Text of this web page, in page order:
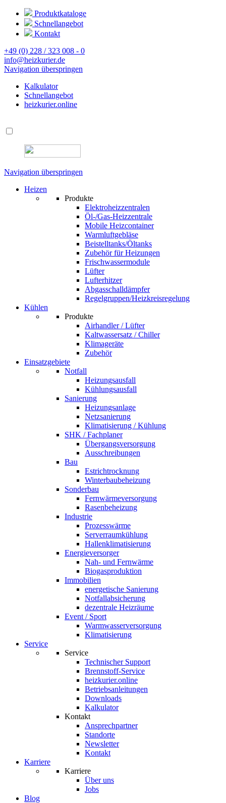
Produktkataloge
Schnellangebot
Kontakt
+49 (0) 228 / 323 008 - 0
info@heizkurier.de
Navigation überspringen
Kalkulator
Schnellangebot
heizkurier.online
Navigation überspringen
Heizen
Produkte
Elektroheizzentralen
Öl-/Gas-Heizzentrale
Mobile Heizcontainer
Warmluftgebläse
Beistelltanks/Öltanks
Zubehör für Heizungen
Frischwassermodule
Lüfter
Lufterhitzer
Abgasschalldämpfer
Regelgruppen/Heizkreisregelung
Kühlen
Produkte
Airhandler / Lüfter
Kaltwassersatz / Chiller
Klimageräte
Zubehör
Einsatzgebiete
Notfall
Heizungsausfall
Kühlungsausfall
Sanierung
Heizungsanlage
Netzsanierung
Klimatisierung / Kühlung
SHK / Fachplaner
Übergangsversorgung
Ausschreibungen
Bau
Estrichtrocknung
Winterbaubeheizung
Sonderbau
Fernwärmeversorgung
Rasenbeheizung
Industrie
Prozesswärme
Serverraumkühlung
Hallenklimatisierung
Energieversorger
Nah- und Fernwärme
Biogasproduktion
Immobilien
energetische Sanierung
Notfallabsicherung
dezentrale Heizräume
Event / Sport
Warmwasserversorgung
Klimatisierung
Service
Service
Technischer Support
Brennstoff-Service
heizkurier.online
Betriebsanleitungen
Downloads
Kalkulator
Kontakt
Ansprechpartner
Standorte
Newsletter
Kontakt
Karriere
Karriere
Über uns
Jobs
Blog